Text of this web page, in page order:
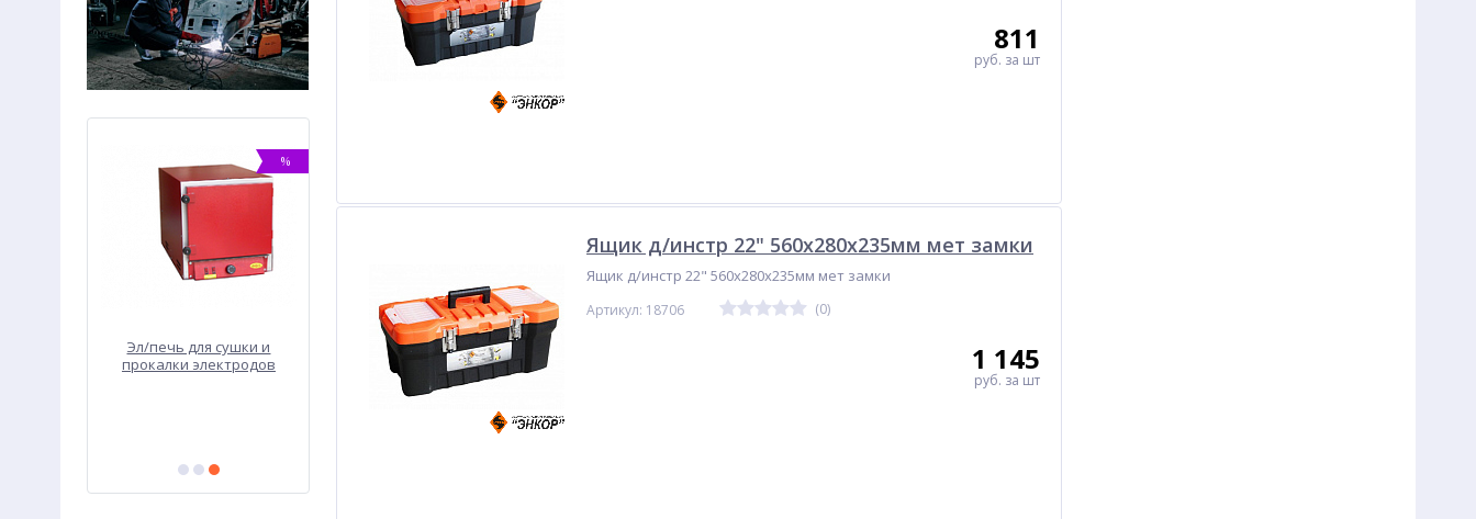
%
Эл/печь для сушки и
прокалки электродов
Стусло ручное 600мм
811
руб. за шт
Ящик д/инстр 22" 560х280х235мм мет замки
Ящик д/инстр 22" 560х280х235мм мет замки
Артикул: 18706 (0)
1 145
руб. за шт